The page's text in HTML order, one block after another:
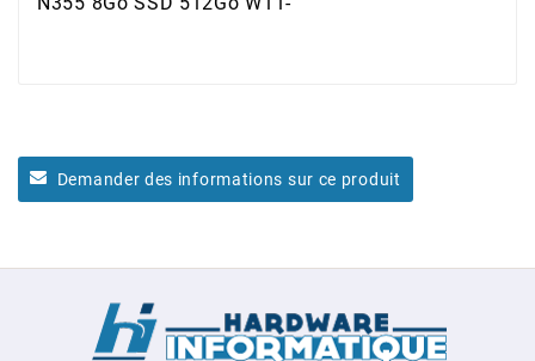
Demander des informations sur ce produit